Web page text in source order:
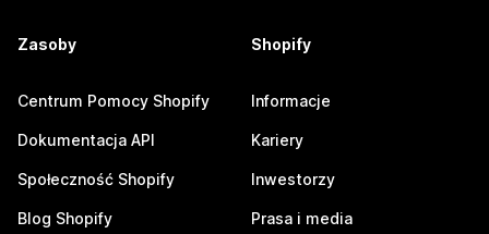
Zasoby
Centrum Pomocy Shopify
Dokumentacja API
Społeczność Shopify
Blog Shopify
Shopify
Informacje
Kariery
Inwestorzy
Prasa i media